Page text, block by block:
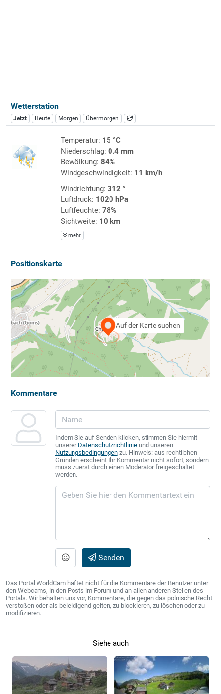
Wetterstation
Jetzt Heute Morgen Übermorgen
Temperatur: 15 °C
Niederschlag: 0.4 mm
Bewölkung: 84%
Windgeschwindigkeit: 11 km/h
Windrichtung: 312 °
Luftdruck: 1020 hPa
Luftfeuchte: 78%
Sichtweite: 10 km
mehr
Positionskarte
Auf der Karte suchen
Kommentare
Indem Sie auf Senden klicken, stimmen Sie hiermit
unserer Datenschutzrichtlinieund unseren
Nutzungsbedingungenzu. Hinweis: aus rechtlichen
Gründen erscheint Ihr Kommentar nicht sofort, sondern
muss zuerst durch einen Moderator freigeschaltet
werden.
Senden
Das Portal WorldCam haftet nicht für die Kommentare der Benutzer unter
den Webcams, in den Posts im Forum und an allen anderen Stellen des
Portals. Wir behalten uns vor, Kommentare, die gegen das polnische Recht
verstoßen oder als beleidigend gelten, zu blockieren, zu löschen oder zu
modifizieren.
Siehe auch